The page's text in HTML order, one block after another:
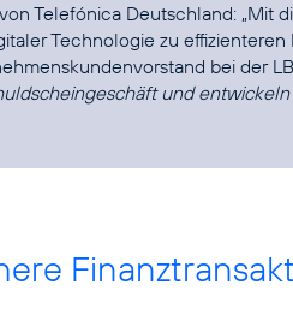
Telefónica Deutschland: „Mit
Technologie zu effizienteren
bei der
und